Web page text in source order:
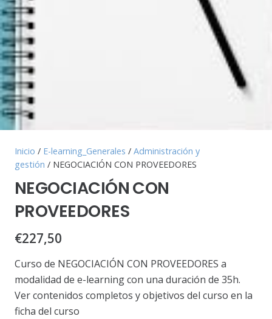
Inicio / E-learning_Generales / Administración y
gestión / NEGOCIACIÓN CON PROVEEDORES
NEGOCIACIÓN CON
PROVEEDORES
€227,50
Curso de NEGOCIACIÓN CON PROVEEDORES a
modalidad de e-learning con una duración de 35h.
Ver contenidos completos y objetivos del curso en la
ficha del curso